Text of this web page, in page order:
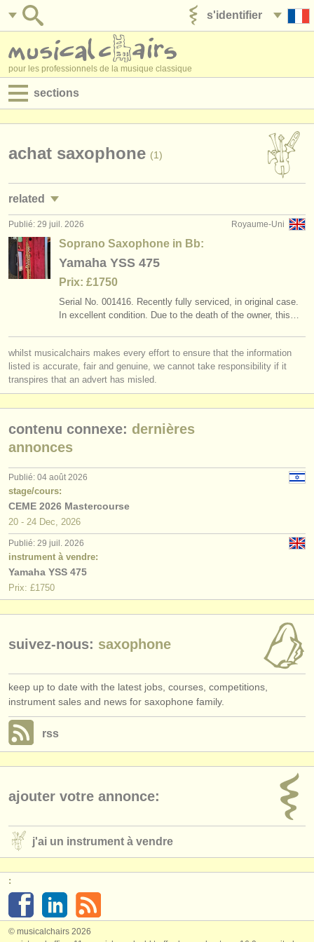
s'identifier
pour les professionnels de la musique classique
sections
jobs - administration
degree courses
stages/cours
concours/prix
instruments volés
annuaires:
orchestres et l'opéra
orchestres de jeunes
musicalchairs:
a propos de musicalchairs
contactez nous
rss feeds
find out about ourATS
ATSfaq
s'identifier
achat saxophone (1)
related
stages/masterclass saxophone
degree courses: saxophone
Royaume-Uni
Publié: 29 juil. 2026
Soprano Saxophone in Bb:
Yamaha YSS 475
Prix: £1750
Serial No. 001416. Recently fully serviced, in original case.
In excellent condition. Due to the death of the owner, this…
whilst musicalchairs makes every effort to ensure that the information
listed is accurate, fair and genuine, we cannot take responsibility if it
transpires that an advert has misled.
contenu connexe: dernières
annonces
Publié: 04 août 2026
stage/cours:
CEME 2026 Mastercourse
20 - 24 Dec, 2026
Publié: 29 juil. 2026
instrument à vendre:
Yamaha YSS 475
Prix: £1750
suivez-nous: saxophone
keep up to date with the latest jobs, courses, competitions,
instrument sales and news for saxophone family.
rss
ajouter votre annonce:
j'ai un instrument à vendre
:
© musicalchairs 2026